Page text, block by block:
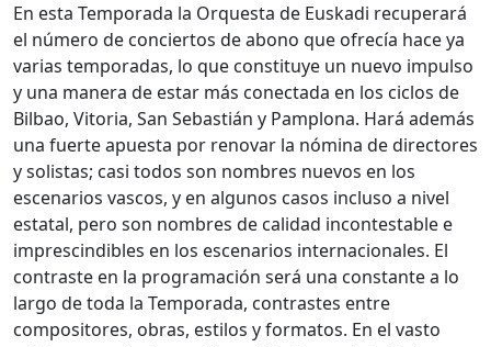
En esta Temporada la Orquesta de Euskadi recuperará
el número de conciertos de abono que ofrecía hace ya
varias temporadas, lo que constituye un nuevo impulso
y una manera de estar más conectada en los ciclos de
Bilbao, Vitoria, San Sebastián y Pamplona. Hará además
una fuerte apuesta por renovar la nómina de directores
y solistas; casi todos son nombres nuevos en los
escenarios vascos, y en algunos casos incluso a nivel
estatal, pero son nombres de calidad incontestable e
imprescindibles en los escenarios internacionales. El
contraste en la programación será una constante a lo
largo de toda la Temporada, contrastes entre
compositores, obras, estilos y formatos. En el vasto